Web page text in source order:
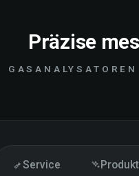
Präzise
Service